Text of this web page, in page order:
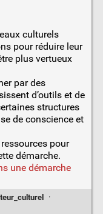
culturels
pour réduire leur
plus vertueux
par des
d’outils et de
structures
de conscience et
pour
démarche.
une démarche
·